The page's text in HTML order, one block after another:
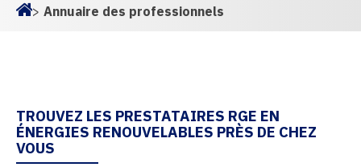
> Annuaire des professionnels
TROUVEZ LES PRESTATAIRES RGE EN
ÉNERGIES RENOUVELABLES PRÈS DE CHEZ
VOUS